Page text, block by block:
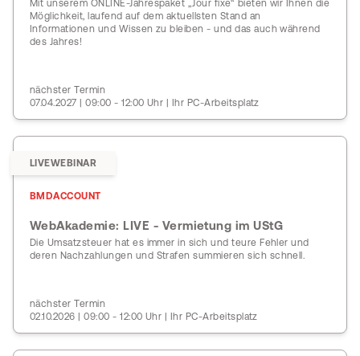
Mit unserem ONLINE-Jahrespaket „Jour fixe“ bieten wir Ihnen die
Möglichkeit, laufend auf dem aktuellsten Stand an
Informationen und Wissen zu bleiben - und das auch während
des Jahres!
nächster Termin
07.04.2027 | 09:00 - 12:00 Uhr | Ihr PC-Arbeitsplatz
LIVEWEBINAR
BMDACCOUNT
WebAkademie: LIVE - Vermietung im UStG
Die Umsatzsteuer hat es immer in sich und teure Fehler und
deren Nachzahlungen und Strafen summieren sich schnell.
nächster Termin
02.10.2026 | 09:00 - 12:00 Uhr | Ihr PC-Arbeitsplatz